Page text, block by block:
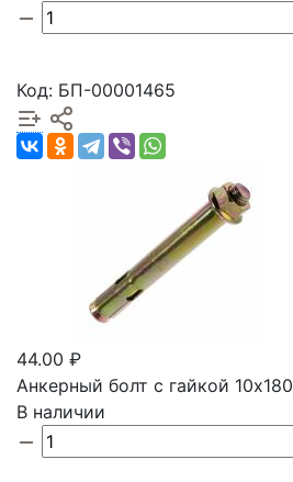
Код: БП-00001465
44.00 ₽
Анкерный болт с гайкой 10х180
В наличии